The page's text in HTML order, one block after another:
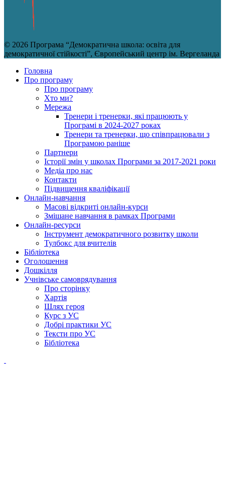
© 2026 Програма “Демократична школа: освіта для
демократичної стійкості”, Європейський центр ім. Вергеланда
Головна
Про програму
Про програму
Хто ми?
Мережа
Тренери і тренерки, які працюють у
Програмі в 2024-2027 роках
Тренери та тренерки, що співпрацювали з
Програмою раніше
Партнери
Історії змін у школах Програми за 2017-2021 роки
Медіа про нас
Контакти
Підвищення кваліфікації
Онлайн-навчання
Масові відкриті онлайн-курси
Змішане навчання в рамках Програми
Онлайн-ресурси
Інструмент демократичного розвитку школи
Тулбокс для вчителів
Бібліотека
Оголошення
Дошкілля
Учнівське самоврядування
Про сторінку
Хартія
Шлях героя
Курс з УС
Добрі практики УС
Тексти про УС
Бібліотека